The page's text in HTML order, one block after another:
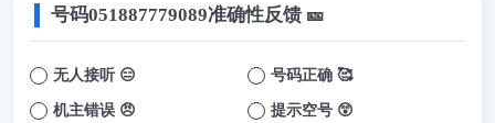
号码051887779089准确性反馈 🎫
无人接听 😑 号码正确 🥰
机主错误 😠 提示空号 😲